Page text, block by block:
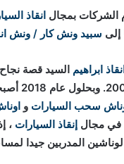
الشركات بمجال انقاذ
سبيد ونش كار / ونش
ابراهيم السيد قصة نجاح
سحب السيارات و
في مجال إنقاذ السيارات